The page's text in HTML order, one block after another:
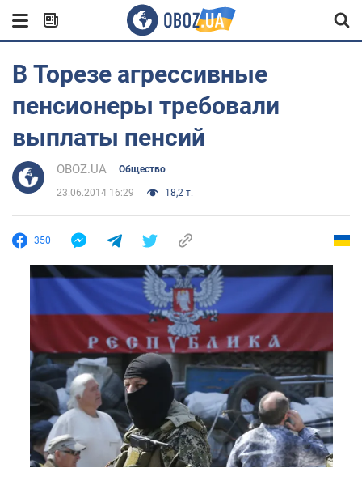
В Торезе агрессивные
пенсионеры требовали
выплаты пенсий
OBOZ.UA Общество
23.06.2014 16:29 18,2 т.
350